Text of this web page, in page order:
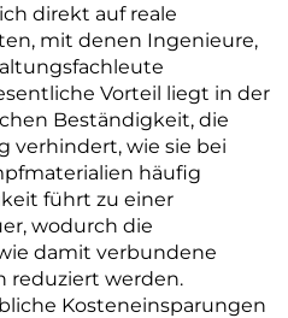
direkt auf reale
mit denen Ingenieure,
Vorteil liegt in der
Beständigkeit, die
verhindert, wie sie bei
häufig
führt zu einer
wodurch die
damit verbundene
reduziert werden.
Kosteneinsparungen